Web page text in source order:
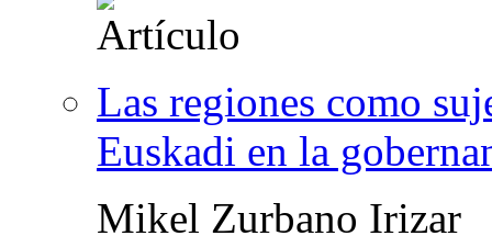
Las regiones como
Euskadi en la
Mikel Zurbano Irizar